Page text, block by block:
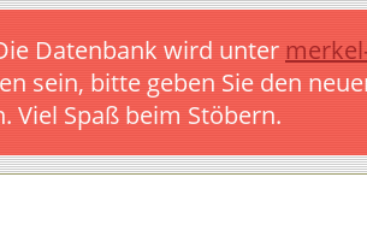
Datenbank wird unter
sein, bitte geben Sie den
Spaß beim Stöbern.